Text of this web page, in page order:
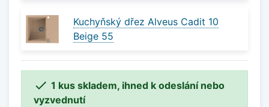
Kuchyňský dřez Alveus Cadit 10
Beige 55
 1 kus skladem, ihned k odeslání nebo
vyzvednutí